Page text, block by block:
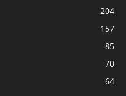
204
157
85
70
64